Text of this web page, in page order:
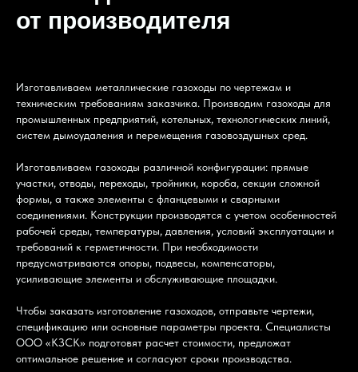
от производителя
Изготавливаем металлические газоходы по чертежам и
техническим требованиям заказчика. Производим газоходы для
промышленных предприятий, котельных, технологических линий,
систем дымоудаления и перемещения газовоздушных сред.
Изготавливаем газоходы различной конфигурации: прямые
участки, отводы, переходы, тройники, короба, секции сложной
формы, а также элементы с фланцевыми и сварными
соединениями. Конструкции производятся с учетом особенностей
рабочей среды, температуры, давления, условий эксплуатации и
требований к герметичности. При необходимости
предусматриваются опоры, подвесы, компенсаторы,
усиливающие элементы и обслуживающие площадки.
Чтобы заказать изготовление газоходов, отправьте чертежи,
спецификацию или основные параметры проекта. Специалисты
ООО «КЗСК» подготовят расчет стоимости, предложат
оптимальное решение и согласуют сроки производства.